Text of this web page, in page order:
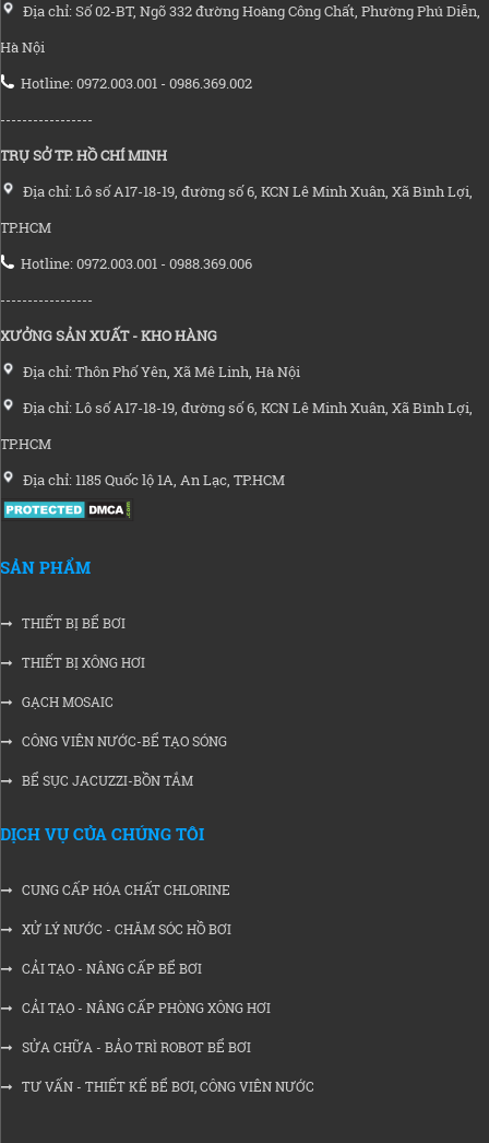
Địa chỉ: Số 02-BT, Ngõ 332 đường Hoàng Công Chất, Phường Phú Diễn,
Hà Nội
Hotline: 0972.003.001 - 0986.369.002
-----------------
TRỤ SỞ TP. HỒ CHÍ MINH
Địa chỉ: Lô số A17-18-19, đường số 6, KCN Lê Minh Xuân, Xã Bình Lợi,
TP.HCM
Hotline: 0972.003.001 - 0988.369.006
-----------------
XƯỞNG SẢN XUẤT - KHO HÀNG
Địa chỉ: Thôn Phố Yên, Xã Mê Linh, Hà Nội
Địa chỉ: Lô số A17-18-19, đường số 6, KCN Lê Minh Xuân, Xã Bình Lợi,
TP.HCM
Địa chỉ: 1185 Quốc lộ 1A, An Lạc, TP.HCM
SẢN PHẨM
THIẾT BỊ BỂ BƠI
THIẾT BỊ XÔNG HƠI
GẠCH MOSAIC
CÔNG VIÊN NƯỚC-BỂ TẠO SÓNG
BỂ SỤC JACUZZI-BỒN TẮM
DỊCH VỤ CỦA CHÚNG TÔI
CUNG CẤP HÓA CHẤT CHLORINE
XỬ LÝ NƯỚC - CHĂM SÓC HỒ BƠI
CẢI TẠO - NÂNG CẤP BỂ BƠI
CẢI TẠO - NÂNG CẤP PHÒNG XÔNG HƠI
SỬA CHỮA - BẢO TRÌ ROBOT BỂ BƠI
TƯ VẤN - THIẾT KẾ BỂ BƠI, CÔNG VIÊN NƯỚC